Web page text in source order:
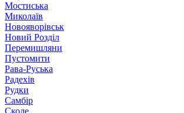
Мостиська
Миколаїв
Новояворівськ
Новий Розділ
Перемишляни
Пустомити
Рава-Руська
Радехів
Рудки
Самбір
Сколе